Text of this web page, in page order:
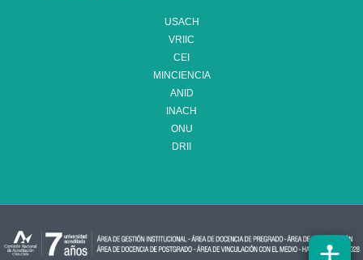
USACH
VRIIC
CEI
MINCIENCIA
ANID
INACH
ONU
DRII